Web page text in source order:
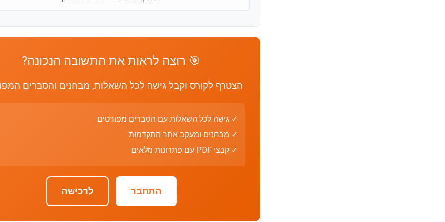
🎯 רוצה לראות את התשובה הנכונה?
הצטרף לקורס וקבל גישה לכל השאלות, מבחנים והסברים
✓ גישה לכל השאלות עם הסברים מפורטים
✓ מבחנים ומעקב אחר התקדמות
✓ קבצי PDF עם פתרונות מלאים
התחבר לרכישה